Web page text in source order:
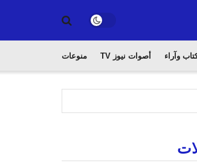
وآراء أصوات نيوز TV منوعات